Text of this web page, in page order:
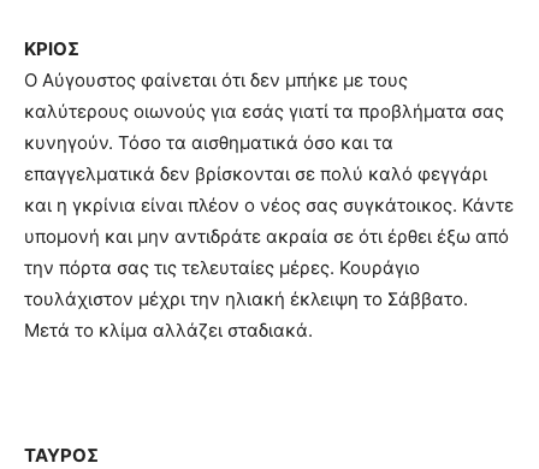
ΚΡΙΟΣ
Ο Αύγουστος φαίνεται ότι δεν μπήκε με τους
καλύτερους οιωνούς για εσάς γιατί τα προβλήματα σας
κυνηγούν. Τόσο τα αισθηματικά όσο και τα
επαγγελματικά δεν βρίσκονται σε πολύ καλό φεγγάρι
και η γκρίνια είναι πλέον ο νέος σας συγκάτοικος. Κάντε
υπομονή και μην αντιδράτε ακραία σε ότι έρθει έξω από
την πόρτα σας τις τελευταίες μέρες. Κουράγιο
τουλάχιστον μέχρι την ηλιακή έκλειψη το Σάββατο.
Μετά το κλίμα αλλάζει σταδιακά.
ΤΑΥΡΟΣ